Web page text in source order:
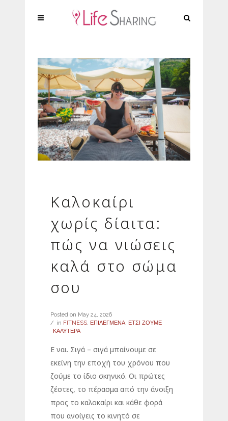
Καλοκαίρι
χωρίς δίαιτα:
πώς να νιώσεις
καλά στο σώμα
σου
Posted on May 24, 2026
in FITNESS ΕΠΙΛΕΓΜΕΝΑ ΕΤΣΙ ΖΟΥΜΕ
ΚΑΛΥΤΕΡΑ
Ε ναι. Σιγά – σιγά μπαίνουμε σε
εκείνη την εποχή του χρόνου που
ζούμε το ίδιο σκηνικό. Οι πρώτες
ζέστες, το πέρασμα από την άνοιξη
προς το καλοκαίρι και κάθε φορά
που ανοίγεις το κινητό σε